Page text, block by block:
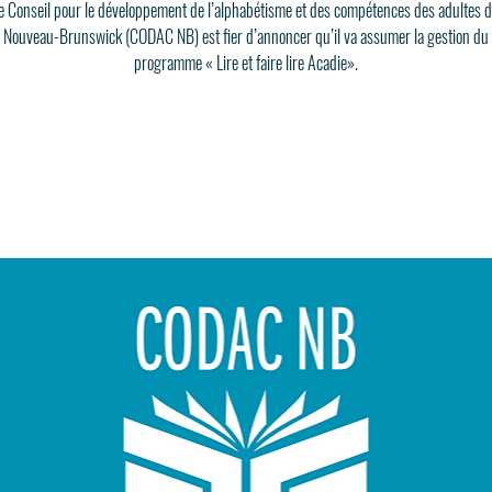
Conseil pour le développement de l’alphabétisme et des compétences des adultes
Nouveau-Brunswick (CODAC NB) est fier d’annoncer qu’il va assumer la gestion du
programme « Lire et faire lire Acadie».